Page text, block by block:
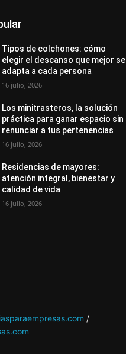
Tipos de colchones: cómo
elegir el descanso que mejor se
adapta a cada persona
16 julio, 2026
Los minitrasteros, la solución
práctica para ganar espacio sin
renunciar a tus pertenencias
16 julio, 2026
Residencias de mayores:
atención integral, bienestar y
calidad de vida
16 julio, 2026
/